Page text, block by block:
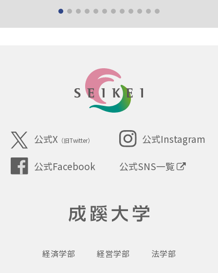
公式X （旧Twitter） 公式Instagram
公式Facebook 公式SNS一覧
経済学部 経営学部 法学部